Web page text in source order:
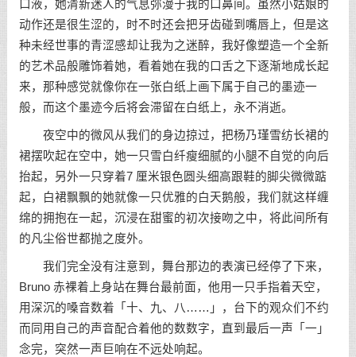
口液，她清新迷人的气息弥漫于我的口鼻间。虽然小姑娘的
动作还是很生涩的，时不时还会把牙齿碰到嘴唇上，但是这
种未经世事的青涩感却让我为之迷醉，我好像塑造一个全新
的艺术品般雕饰着她，看着她在我的口舌之下逐渐地成长起
来，那种感觉就像你在一张白纸上画下属于自己的墨迹一
般，而这个墨迹今后将会滞留在白纸上，永不消逝。
夜空中的微风从我们的身边掠过，把杨乃瑾雪纺长裙的
裙摆吹起在空中，她一只雪白纤瘦细腻的小腿不自觉的向后
抬起，另外一只穿着7 厘米银色圆头细高跟鞋的脚尖微微踮
起，白裙飘飘的她就像一只优雅的白天鹅般，我们就这样缠
绵的拥抱在一起，沉浸在甜蜜的初次接吻之中，将此间所有
的凡尘俗世都抛之度外。
我们完全没有注意到，舞台那边的表演已经停了下来，
Bruno 赤裸着上身站在舞台最前面，他用一只手指着天空，
用深沉的嗓音数着「十、九、八……」，台下的观众们不约
而同用自己的声音配合着他的数数字，直到最后一声「一」
念完，突然一声巨响在不远处响起。